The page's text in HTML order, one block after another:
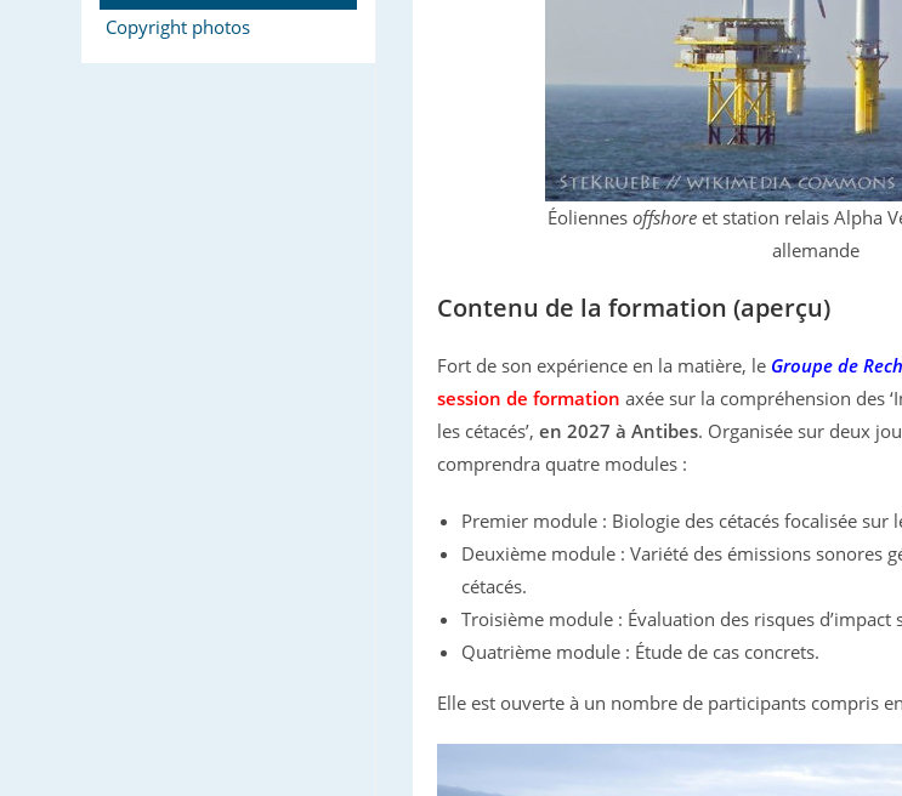
Éoliennesoffshore et station relais Alpha
allemande
Contenu de la formation (aperçu)
Fort de son expérience en la matière, le Groupe de
session de formation axée sur la compréhension des
les cétacés’,en 2027 à Antibes. Organisée sur deux
comprendra quatre modules :
Premier module : Biologie des cétacés focalisée
Deuxième module : Variété des émissions sonores
cétacés.
Troisième module : Évaluation des risques
Quatrième module : Étude de cas concrets.
Elle est ouverte à un nombre de participants compris
Copyright photos